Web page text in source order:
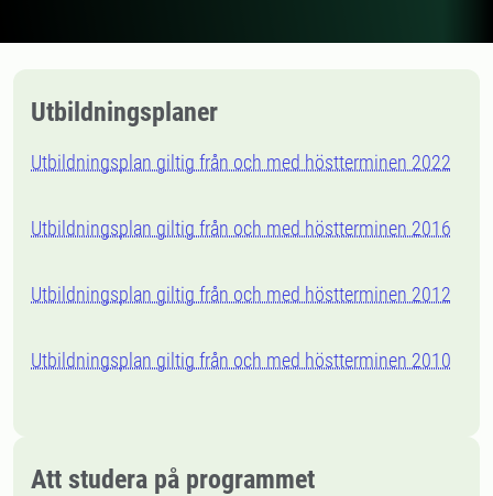
Utbildningsplaner
Utbildningsplan giltig från och med höstterminen 2022
Utbildningsplan giltig från och med höstterminen 2016
Utbildningsplan giltig från och med höstterminen 2012
Utbildningsplan giltig från och med höstterminen 2010
Att studera på programmet